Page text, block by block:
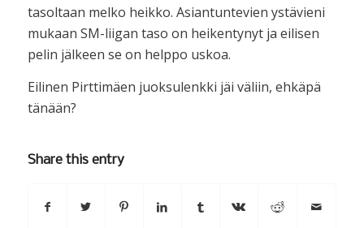
tasoltaan melko heikko. Asiantuntevien ystävieni
mukaan SM-liigan taso on heikentynyt ja eilisen
pelin jälkeen se on helppo uskoa.
Eilinen Pirttimäen juoksulenkki jäi väliin, ehkäpä
tänään?
Share this entry